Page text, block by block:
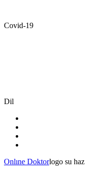
Covid-19
Dil
Onlıne Doktorlogo su haz